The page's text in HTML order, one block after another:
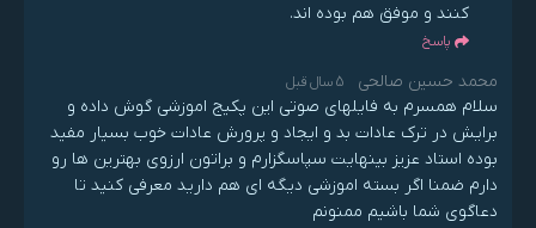
کنند و موفق هم بوده اند.
پاسخ
محمد حسین صالحی 5 سال قبل
سلام همسرم به فایلهای صوتی این پکیج اموزشی گوش داده و
برایش در ترک عادات بد و ایجاد و پرورش عادات خوب بسیار مفید
بوده استاد عزیز بینهایت سپاسگزارم و براتون ارزوی بهترین ها رو
دارم ضمنا اگر بسته اموزشی دیگه ای هم دارید معرفی کنید تا
دعاگوی شما باشیم ممنونم